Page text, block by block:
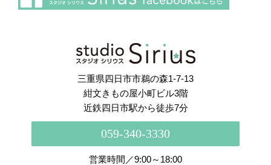
Instagram でフォロー
三重県四日市市鵜の森1-7-13
紺文きもの屋小町ビル3階
近鉄四日市駅から徒歩7分
059-340-3330
営業時間／9:00～18:00